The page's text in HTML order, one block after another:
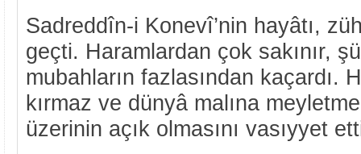
Sadreddîn-i Konevî’nin hayâtı,
geçti. Haramlardan çok sakınır,
mubahların fazlasından kaçardı.
kırmaz ve dünyâ malına
üzerinin açık olmasını vasıyyet